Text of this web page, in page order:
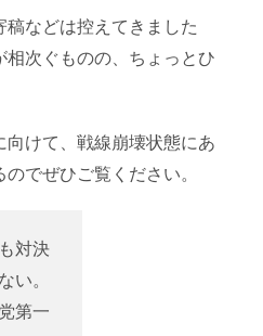
などは控えてきました
相次ぐものの、ちょっとひ
けて、戦線崩壊状態にあ
でぜひご覧ください。
対決
い。
第一